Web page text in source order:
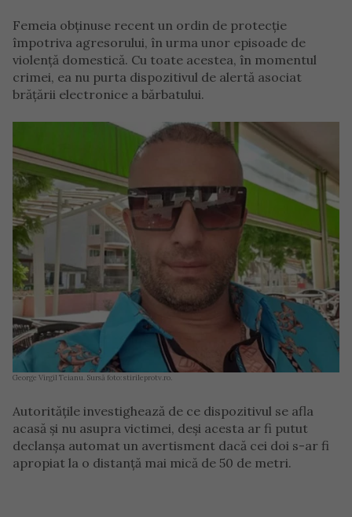
Femeia obținuse recent un ordin de protecție
împotriva agresorului, în urma unor episoade de
violență domestică. Cu toate acestea, în momentul
crimei, ea nu purta dispozitivul de alertă asociat
brățării electronice a bărbatului.
George Virgil Teianu. Sursă foto: stirileprotv.ro.
Autoritățile investighează de ce dispozitivul se afla
acasă și nu asupra victimei, deși acesta ar fi putut
declanșa automat un avertisment dacă cei doi s-ar fi
apropiat la o distanță mai mică de 50 de metri.